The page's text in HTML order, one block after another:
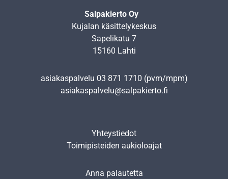
Salpakierto Oy
Kujalan käsittelykeskus
Sapelikatu 7
15160 Lahti
asiakaspalvelu 03 871 1710 (pvm/mpm)
asiakaspalvelu@salpakierto.fi
Yhteystiedot
Toimipisteiden aukioloajat
Anna palautetta